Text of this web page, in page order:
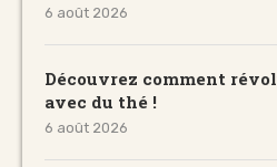
6 août 2026
Découvrez comment
avec du thé !
6 août 2026